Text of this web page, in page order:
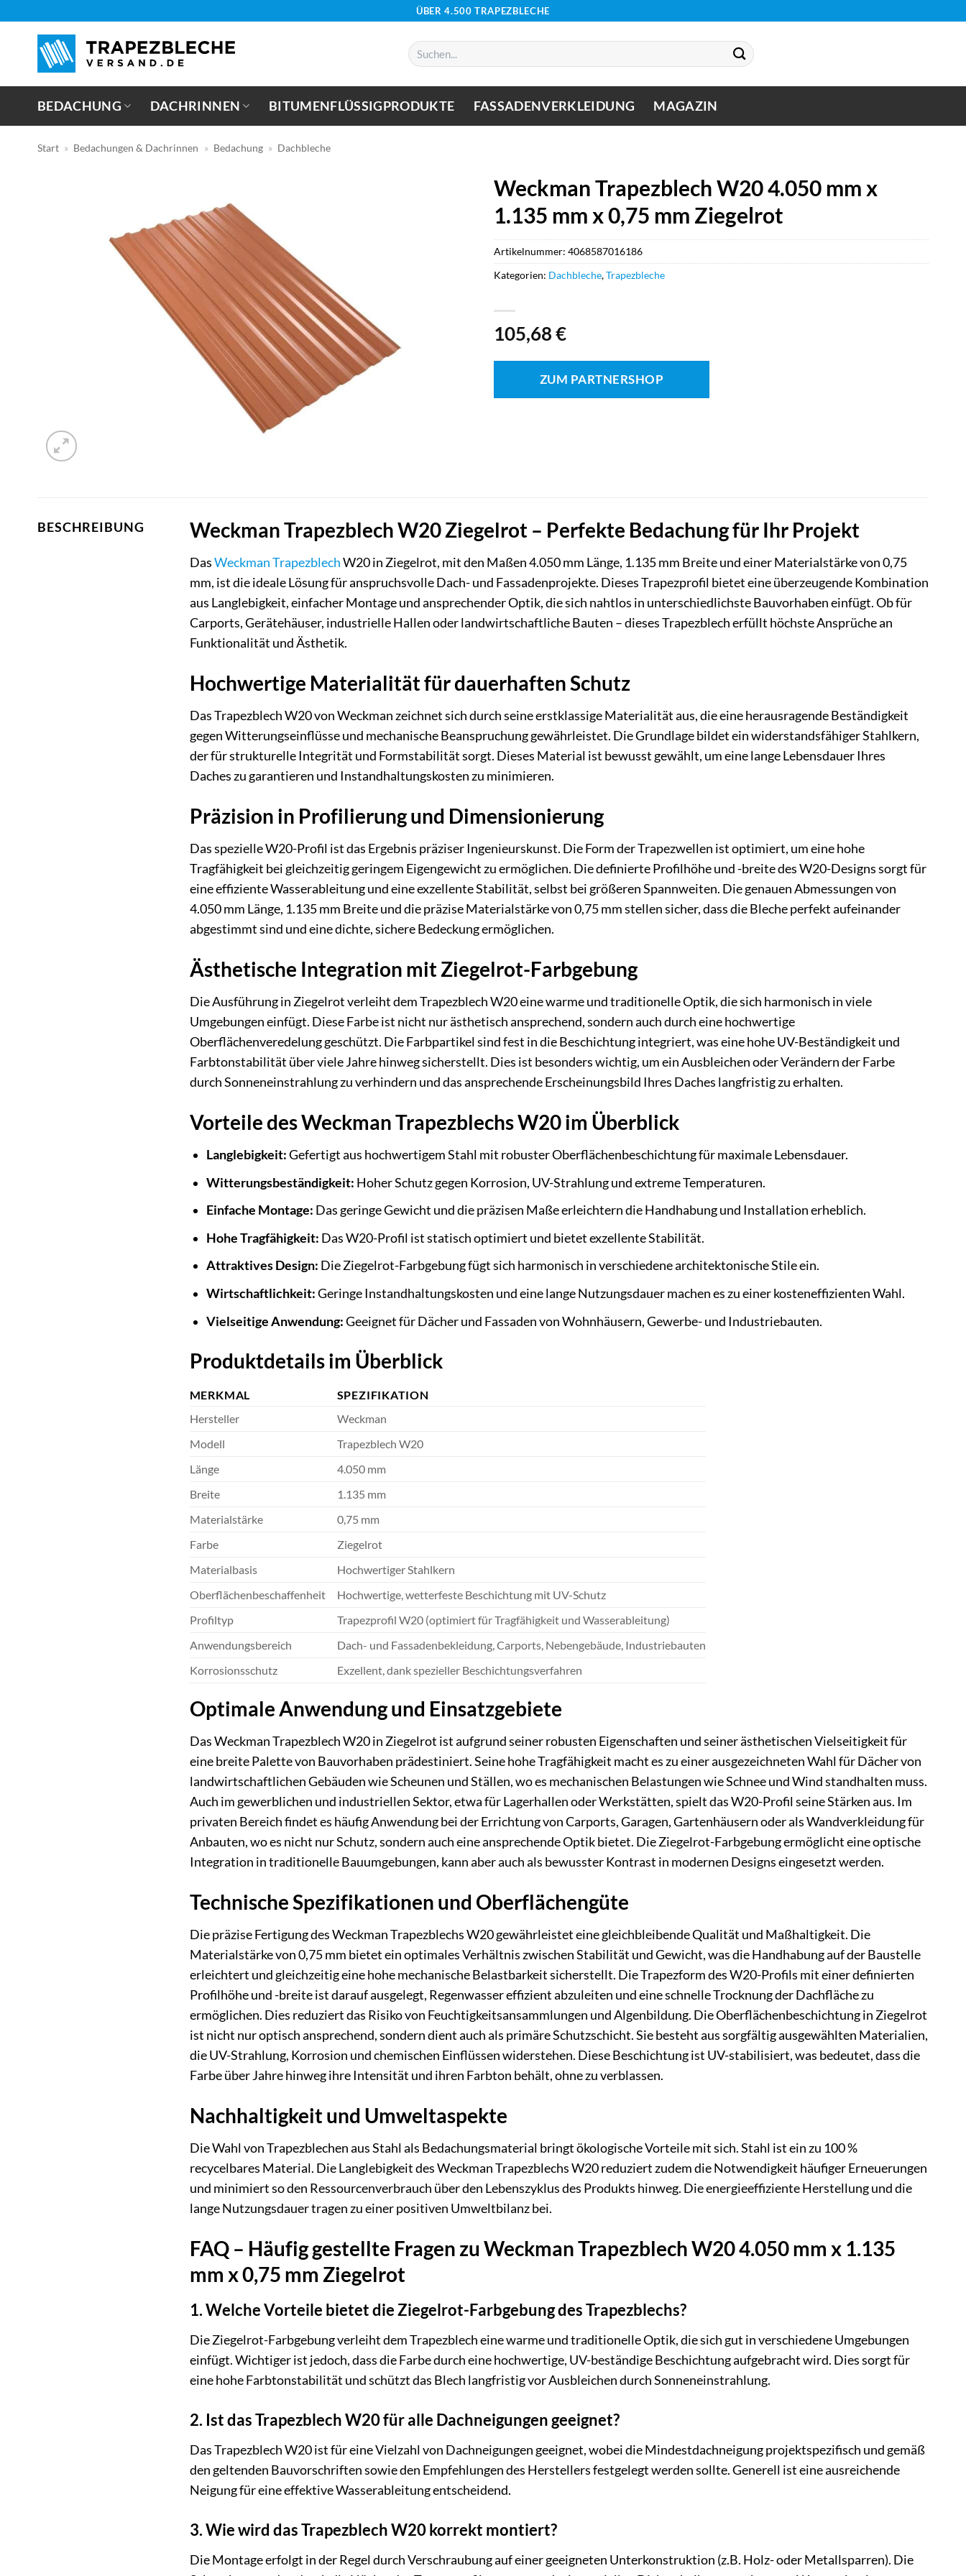
springen
ÜBER 4.500 TRAPEZBLECHE
Suchen
nach:
BEDACHUNG DACHRINNEN BITUMENFLÜSSIGPRODUKTE FASSADENVERKLEIDUNG MAGAZIN
Start » Bedachungen & Dachrinnen » Bedachung » Dachbleche
Weckman Trapezblech W20 4.050 mm x
1.135 mm x 0,75 mm Ziegelrot
105,68€
ZUM PARTNERSHOP
Artikelnummer: 4068587016186
Kategorien: Dachbleche,Trapezbleche
BESCHREIBUNG Weckman Trapezblech W20 Ziegelrot – Perfekte Bedachung für Ihr Projekt
DasWeckmanTrapezblechW20 in Ziegelrot, mit den Maßen 4.050 mm Länge, 1.135 mm Breite und einer Materialstärke von 0,75
mm, ist die ideale Lösung für anspruchsvolle Dach- und Fassadenprojekte. Dieses Trapezprofil bietet eine überzeugende Kombination
aus Langlebigkeit, einfacher Montage und ansprechender Optik, die sich nahtlos in unterschiedlichste Bauvorhaben einfügt. Ob für
Carports, Gerätehäuser, industrielle Hallen oder landwirtschaftliche Bauten – dieses Trapezblech erfüllt höchste Ansprüche an
Funktionalität und Ästhetik.
Hochwertige Materialität für dauerhaften Schutz
Das Trapezblech W20 von Weckman zeichnet sich durch seine erstklassige Materialität aus, die eine herausragende Beständigkeit
gegen Witterungseinflüsse und mechanische Beanspruchung gewährleistet. Die Grundlage bildet ein widerstandsfähiger Stahlkern,
der für strukturelle Integrität und Formstabilität sorgt. Dieses Material ist bewusst gewählt, um eine lange Lebensdauer Ihres
Daches zu garantieren und Instandhaltungskosten zu minimieren.
Präzision in Profilierung und Dimensionierung
Das spezielle W20-Profil ist das Ergebnis präziser Ingenieurskunst. Die Form der Trapezwellen ist optimiert, um eine hohe
Tragfähigkeit bei gleichzeitig geringem Eigengewicht zu ermöglichen. Die definierte Profilhöhe und -breite des W20-Designs sorgt für
eine effiziente Wasserableitung und eine exzellente Stabilität, selbst bei größeren Spannweiten. Die genauen Abmessungen von
4.050 mm Länge, 1.135 mm Breite und die präzise Materialstärke von 0,75 mm stellen sicher, dass die Bleche perfekt aufeinander
abgestimmt sind und eine dichte, sichere Bedeckung ermöglichen.
Ästhetische Integration mit Ziegelrot-Farbgebung
Die Ausführung in Ziegelrot verleiht dem Trapezblech W20 eine warme und traditionelle Optik, die sich harmonisch in viele
Umgebungen einfügt. Diese Farbe ist nicht nur ästhetisch ansprechend, sondern auch durch eine hochwertige
Oberflächenveredelung geschützt. Die Farbpartikel sind fest in die Beschichtung integriert, was eine hohe UV-Beständigkeit und
Farbtonstabilität über viele Jahre hinweg sicherstellt. Dies ist besonders wichtig, um ein Ausbleichen oder Verändern der Farbe
durch Sonneneinstrahlung zu verhindern und das ansprechende Erscheinungsbild Ihres Daches langfristig zu erhalten.
Vorteile des Weckman Trapezblechs W20 im Überblick
Langlebigkeit:Gefertigt aus hochwertigem Stahl mit robuster Oberflächenbeschichtung für maximale Lebensdauer.
Witterungsbeständigkeit: Hoher Schutz gegen Korrosion, UV-Strahlung und extreme Temperaturen.
Einfache Montage: Das geringe Gewicht und die präzisen Maße erleichtern die Handhabung und Installation erheblich.
Hohe Tragfähigkeit: Das W20-Profil ist statisch optimiert und bietet exzellente Stabilität.
Attraktives Design: Die Ziegelrot-Farbgebung fügt sich harmonisch in verschiedene architektonische Stile ein.
Wirtschaftlichkeit:Geringe Instandhaltungskosten und eine lange Nutzungsdauer machen es zu einer kosteneffizienten Wahl.
Vielseitige Anwendung:Geeignet für Dächer und Fassaden von Wohnhäusern, Gewerbe- und Industriebauten.
Produktdetails im Überblick
MERKMAL
SPEZIFIKATION
Hersteller
Weckman
Modell
Trapezblech W20
Länge
4.050 mm
Breite
1.135 mm
Materialstärke
0,75 mm
Farbe
Ziegelrot
Materialbasis
Hochwertiger Stahlkern
Oberflächenbeschaffenheit
Hochwertige, wetterfeste Beschichtung mit UV-Schutz
Profiltyp
Trapezprofil W20 (optimiert für Tragfähigkeit und Wasserableitung)
Anwendungsbereich
Dach- und Fassadenbekleidung, Carports, Nebengebäude, Industriebauten
Korrosionsschutz
Exzellent, dank spezieller Beschichtungsverfahren
Optimale Anwendung und Einsatzgebiete
Das Weckman Trapezblech W20 in Ziegelrot ist aufgrund seiner robusten Eigenschaften und seiner ästhetischen Vielseitigkeit für
eine breite Palette von Bauvorhaben prädestiniert. Seine hohe Tragfähigkeit macht es zu einer ausgezeichneten Wahl für Dächer von
landwirtschaftlichen Gebäuden wie Scheunen und Ställen, wo es mechanischen Belastungen wie Schnee und Wind standhalten muss.
Auch im gewerblichen und industriellen Sektor, etwa für Lagerhallen oder Werkstätten, spielt das W20-Profil seine Stärken aus. Im
privaten Bereich findet es häufig Anwendung bei der Errichtung von Carports, Garagen, Gartenhäusern oder als Wandverkleidung für
Anbauten, wo es nicht nur Schutz, sondern auch eine ansprechende Optik bietet. Die Ziegelrot-Farbgebung ermöglicht eine optische
Integration in traditionelle Bauumgebungen, kann aber auch als bewusster Kontrast in modernen Designs eingesetzt werden.
Technische Spezifikationen und Oberflächengüte
Die präzise Fertigung des Weckman Trapezblechs W20 gewährleistet eine gleichbleibende Qualität und Maßhaltigkeit. Die
Materialstärke von 0,75 mm bietet ein optimales Verhältnis zwischen Stabilität und Gewicht, was die Handhabung auf der Baustelle
erleichtert und gleichzeitig eine hohe mechanische Belastbarkeit sicherstellt. Die Trapezform des W20-Profils mit einer definierten
Profilhöhe und -breite ist darauf ausgelegt, Regenwasser effizient abzuleiten und eine schnelle Trocknung der Dachfläche zu
ermöglichen. Dies reduziert das Risiko von Feuchtigkeitsansammlungen und Algenbildung. Die Oberflächenbeschichtung in Ziegelrot
ist nicht nur optisch ansprechend, sondern dient auch als primäre Schutzschicht. Sie besteht aus sorgfältig ausgewählten Materialien,
die UV-Strahlung, Korrosion und chemischen Einflüssen widerstehen. Diese Beschichtung ist UV-stabilisiert, was bedeutet, dass die
Farbe über Jahre hinweg ihre Intensität und ihren Farbton behält, ohne zu verblassen.
Nachhaltigkeit und Umweltaspekte
Die Wahl von Trapezblechen aus Stahl als Bedachungsmaterial bringt ökologische Vorteile mit sich. Stahl ist ein zu 100 %
recycelbares Material. Die Langlebigkeit des Weckman Trapezblechs W20 reduziert zudem die Notwendigkeit häufiger Erneuerungen
und minimiert so den Ressourcenverbrauch über den Lebenszyklus des Produkts hinweg. Die energieeffiziente Herstellung und die
lange Nutzungsdauer tragen zu einer positiven Umweltbilanz bei.
FAQ – Häufig gestellte Fragen zu Weckman Trapezblech W20 4.050 mm x 1.135
mm x 0,75 mm Ziegelrot
1. Welche Vorteile bietet die Ziegelrot-Farbgebung des Trapezblechs?
Die Ziegelrot-Farbgebung verleiht dem Trapezblech eine warme und traditionelle Optik, die sich gut in verschiedene Umgebungen
einfügt. Wichtiger ist jedoch, dass die Farbe durch eine hochwertige, UV-beständige Beschichtung aufgebracht wird. Dies sorgt für
eine hohe Farbtonstabilität und schützt das Blech langfristig vor Ausbleichen durch Sonneneinstrahlung.
2. Ist das Trapezblech W20 für alle Dachneigungen geeignet?
Das Trapezblech W20 ist für eine Vielzahl von Dachneigungen geeignet, wobei die Mindestdachneigung projektspezifisch und gemäß
den geltenden Bauvorschriften sowie den Empfehlungen des Herstellers festgelegt werden sollte. Generell ist eine ausreichende
Neigung für eine effektive Wasserableitung entscheidend.
3. Wie wird das Trapezblech W20 korrekt montiert?
Die Montage erfolgt in der Regel durch Verschraubung auf einer geeigneten Unterkonstruktion (z.B. Holz- oder Metallsparren). Die